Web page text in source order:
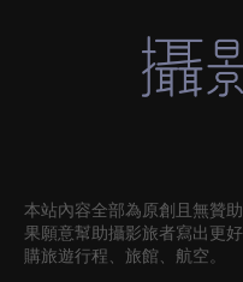
本站內容全部為原創且無贊
果願意幫助攝影旅者寫出更
購旅遊行程、旅館、航空。